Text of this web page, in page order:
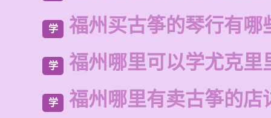
学 福州买古筝的琴行有哪
学 福州哪里可以学尤克里
学 福州哪里有卖古筝的店